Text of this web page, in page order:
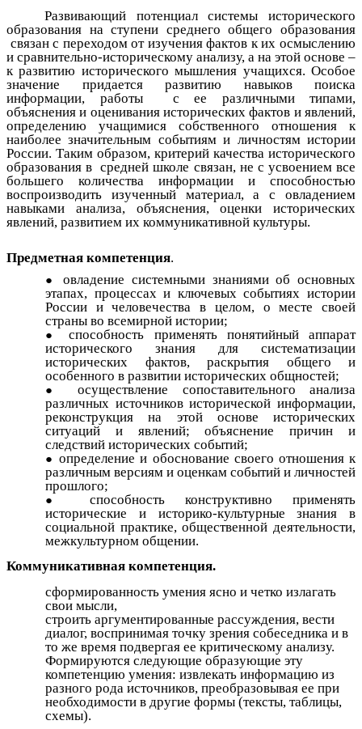
Развивающий потенциал системы исторического
образования на ступени среднего общего образования
связан с переходом от изучения фактов к их осмыслению
и сравнительно-историческому анализу, а на этой основе –
к развитию исторического мышления учащихся. Особое
значение придается развитию навыков поиска
информации, работы с ее различными типами,
объяснения и оценивания исторических фактов и явлений,
определению учащимися собственного отношения к
наиболее значительным событиям и личностям истории
России. Таким образом, критерий качества исторического
образования в средней школе связан, не с усвоением все
большего количества информации и способностью
воспроизводить изученный материал, а с овладением
навыками анализа, объяснения, оценки исторических
явлений, развитием их коммуникативной культуры.
Предметная компетенция.
овладение системными знаниями об основных
этапах, процессах и ключевых событиях истории
России и человечества в целом, о месте своей
страны во всемирной истории;
способность применять понятийный аппарат
исторического знания для систематизации
исторических фактов, раскрытия общего и
особенного в развитии исторических общностей;
осуществление сопоставительного анализа
различных источников исторической информации,
реконструкция на этой основе исторических
ситуаций и явлений; объяснение причин и
следствий исторических событий;
определение и обоснование своего отношения к
различным версиям и оценкам событий и личностей
прошлого;
способность конструктивно применять
исторические и историко-культурные знания в
социальной практике, общественной деятельности,
межкультурном общении.
Коммуникативная компетенция.
сформированность умения ясно и четко излагать
свои мысли,
строить аргументированные рассуждения, вести
диалог, воспринимая точку зрения собеседника и в
то же время подвергая ее критическому анализу.
Формируются следующие образующие эту
компетенцию умения: извлекать информацию из
разного рода источников, преобразовывая ее при
необходимости в другие формы (тексты, таблицы,
схемы).